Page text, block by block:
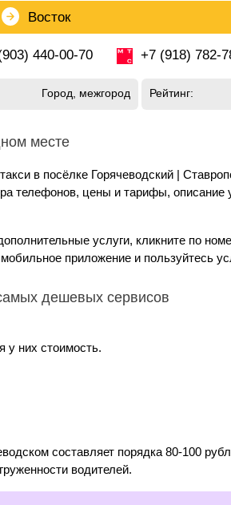
Восток
440-00-70 +7 (918) 782-
Город, межгород Рейтинг:
месте
в посёлке Горячеводский |
телефонов, цены и тарифы, описание
услуги, кликните по
приложение и пользуйтесь
дешевых сервисов
у них стоимость.
составляет порядка 80-100
водителей.